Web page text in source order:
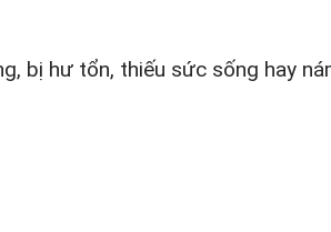
bị hư tổn, thiếu sức sống hay